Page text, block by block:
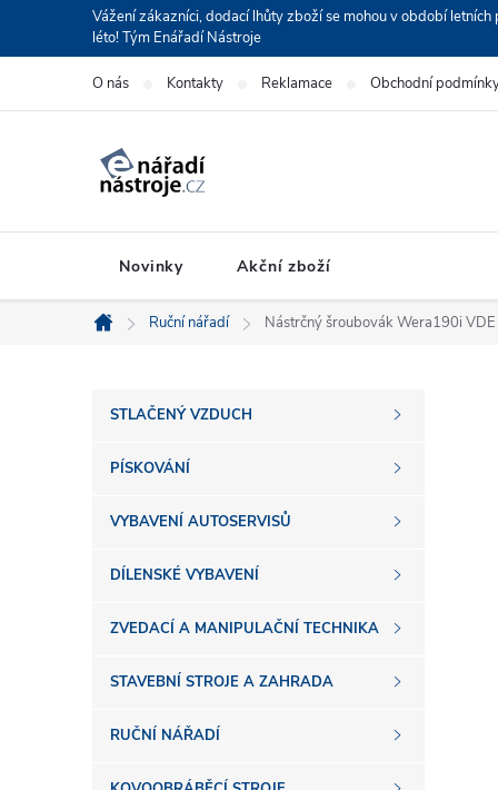
Vážení zákazníci, dodací lhůty zboží se mohou v období
léto! Tým Enářadí Nástroje
O nás Kontakty Reklamace Obchodní
Novinky Akční zboží
Domů
Ruční nářadí Nástrčný šroubovák Wera190i
P
o
s
a
n
STLAČENÝ VZDUCH
PÍSKOVÁNÍ
VYBAVENÍ AUTOSERVISŮ
DÍLENSKÉ VYBAVENÍ
ZVEDACÍ A MANIPULAČNÍ TECHNIKA
STAVEBNÍ STROJE A ZAHRADA
RUČNÍ NÁŘADÍ